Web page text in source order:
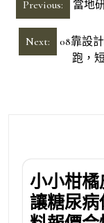
章
Previous:
當地
Next:
08靠設
跑，
小小柑
讓糖尿病